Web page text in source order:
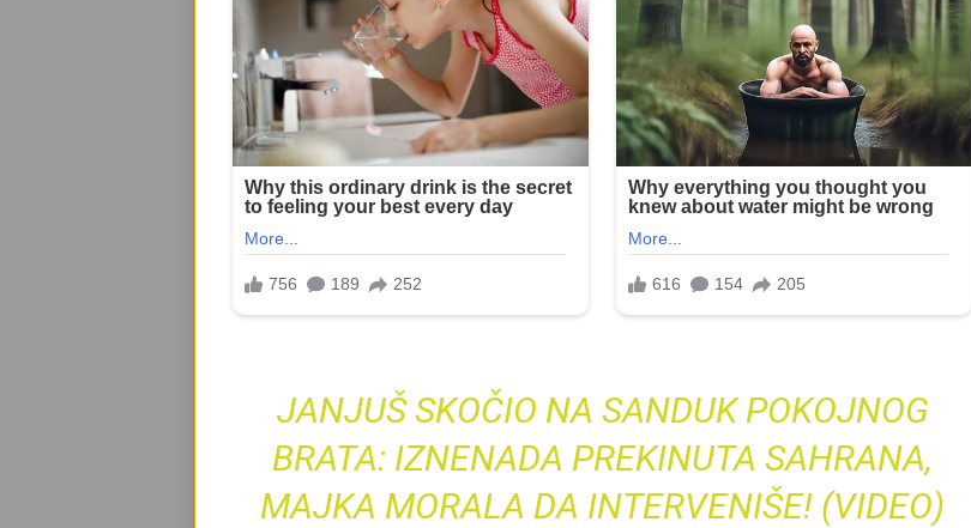
JANJUŠ SKOČIO NA SANDUK POKOJNOG
BRATA: IZNENADA PREKINUTA SAHRANA,
MAJKA MORALA DA INTERVENIŠE! (VIDEO)